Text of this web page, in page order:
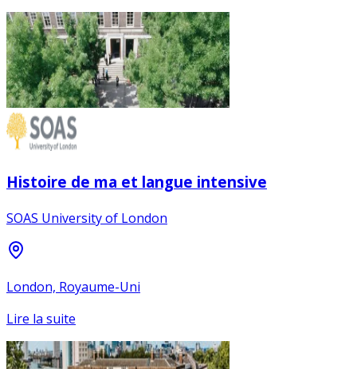
Histoire de ma et langue intensive
SOAS University of London
London, Royaume-Uni
Lire la suite